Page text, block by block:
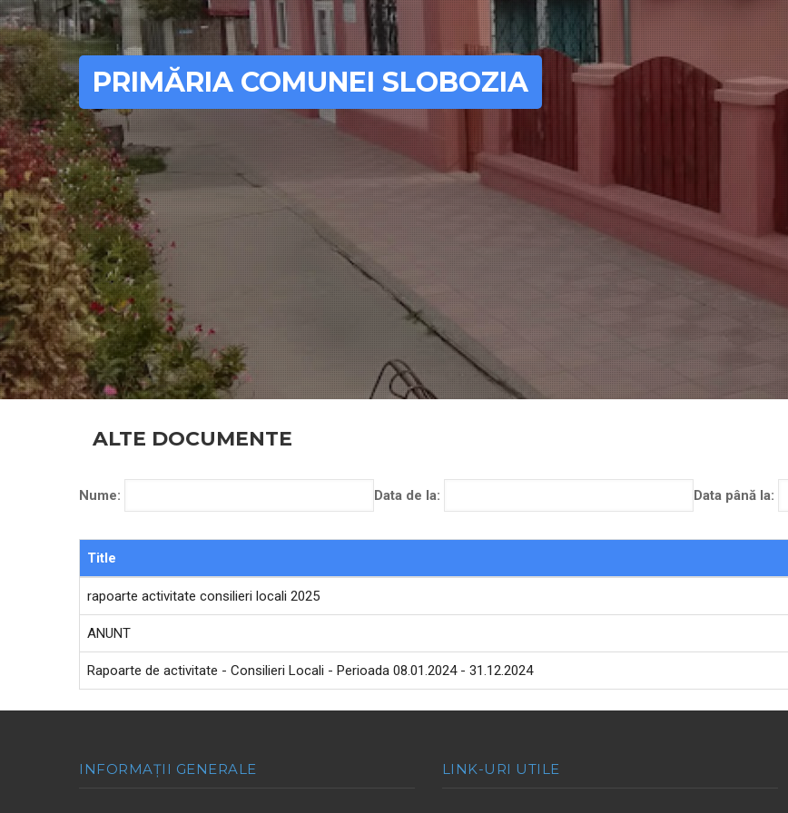
PRIMĂRIA COMUNEI SLOBOZIA
ALTE DOCUMENTE
Nume: Data de la: Data până la:
Title
rapoarte activitate consilieri locali 2025
ANUNT
Rapoarte de activitate - Consilieri Locali - Perioada 08.01.2024 - 31.12.2024
INFORMAȚII GENERALE LINK-URI UTILE